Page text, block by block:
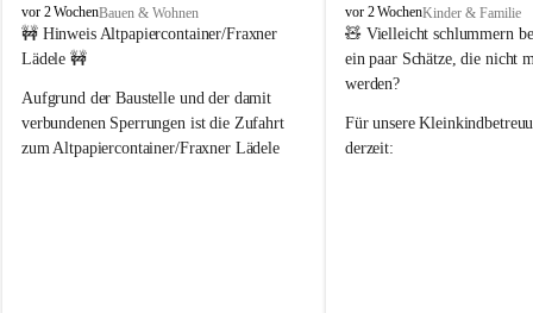
F
r
a
e
r
n
vor 2 WochenBauen & Wohnen
🚧 Hinweis Altpapiercontainer/Fraxner
Lädele 🚧
Aufgrund der Baustelle und der damit
verbundenen Sperrungen ist die Zufahrt
zum Altpapiercontainer/Fraxner Lädele
F
r
a
x
r
n
vor 2 WochenKinder & Familie
🧸 Vielleicht schlummern
ein paar Schätze, die nicht
werden?
Für unsere
derzeit: